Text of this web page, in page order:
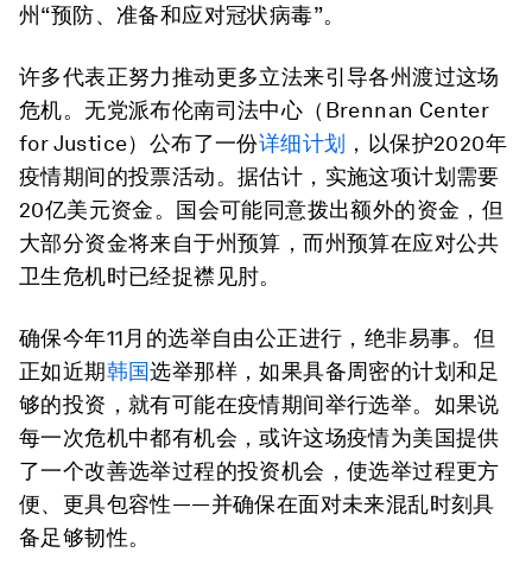
州“预防、准备和应对冠状病毒”。
许多代表正努力推动更多立法来引导各州渡过这场
危机。无党派布伦南司法中心（Brennan Center
for Justice）公布了一份详细计划 ，以保护2020年
疫情期间的投票活动。据估计，实施这项计划需要
20亿美元资金。国会可能同意拨出额外的资金，但
大部分资金将来自于州预算，而州预算在应对公共
卫生危机时已经捉襟见肘。
确保今年11月的选举自由公正进行，绝非易事。但
正如近期韩国选举那样，如果具备周密的计划和足
够的投资，就有可能在疫情期间举行选举。如果说
每一次危机中都有机会，或许这场疫情为美国提供
了一个改善选举过程的投资机会，使选举过程更方
便、更具包容性——并确保在面对未来混乱时刻具
备足够韧性。